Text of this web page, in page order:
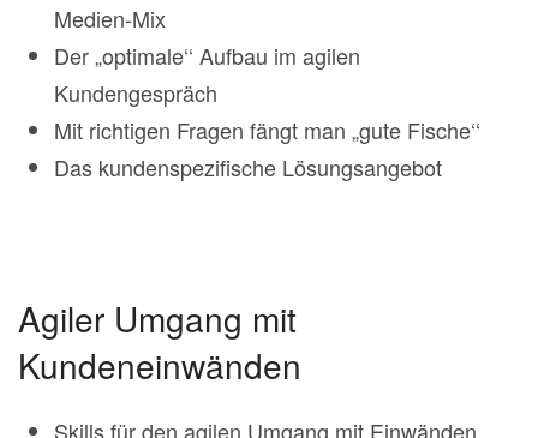
Medien-Mix
Der „optimale‘‘ Aufbau im agilen
Kundengespräch
Mit richtigen Fragen fängt man „gute Fische‘‘
Das kundenspezifische Lösungsangebot
Agiler Umgang mit
Kundeneinwänden
Skills für den agilen Umgang mit Einwänden